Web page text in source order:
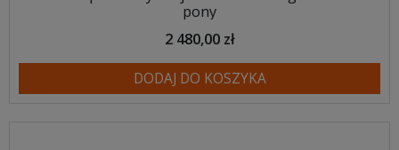
pony
2 480,00 zł
DODAJ DO KOSZYKA